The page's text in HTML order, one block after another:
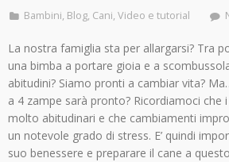
Bambini, Blog, Cani, Video e tutorial
La nostra famiglia sta per allargarsi? Tra
una bimba a portare gioia e a
abitudini? Siamo pronti a cambiar vita?
a 4 zampe sarà pronto? Ricordiamoci che
molto abitudinari e che cambiamenti
un notevole grado di stress. E’ quindi
suo benessere e preparare il cane a